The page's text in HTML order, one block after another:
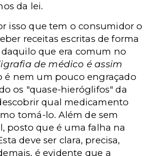
da lei.
isso que tem o consumidor o
receitas escritas de forma
que era comum no
de médico é assim
é nem um pouco engraçado
os "quase-hieróglifos" da
qual medicamento
tomá-lo. Além de sem
posto que é uma falha na
deve ser clara, precisa,
é evidente que a